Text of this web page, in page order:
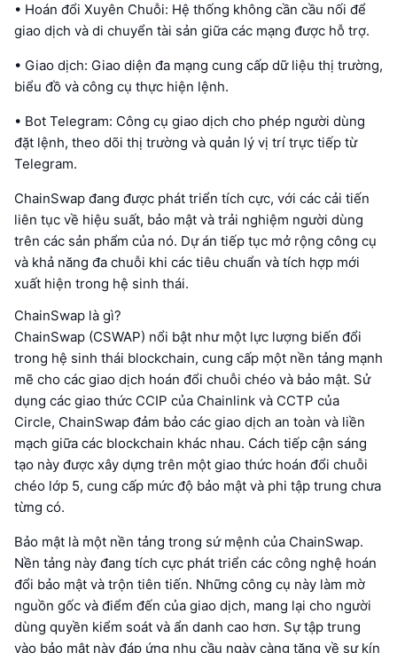
• Hoán đổi Xuyên Chuỗi: Hệ thống không cần cầu nối để
giao dịch và di chuyển tài sản giữa các mạng được hỗ trợ.
• Giao dịch: Giao diện đa mạng cung cấp dữ liệu thị trường,
biểu đồ và công cụ thực hiện lệnh.
• Bot Telegram: Công cụ giao dịch cho phép người dùng
đặt lệnh, theo dõi thị trường và quản lý vị trí trực tiếp từ
Telegram.
ChainSwap đang được phát triển tích cực, với các cải tiến
liên tục về hiệu suất, bảo mật và trải nghiệm người dùng
trên các sản phẩm của nó. Dự án tiếp tục mở rộng công cụ
và khả năng đa chuỗi khi các tiêu chuẩn và tích hợp mới
xuất hiện trong hệ sinh thái.
ChainSwap là gì?
ChainSwap (CSWAP) nổi bật như một lực lượng biến đổi
trong hệ sinh thái blockchain, cung cấp một nền tảng mạnh
mẽ cho các giao dịch hoán đổi chuỗi chéo và bảo mật. Sử
dụng các giao thức CCIP của Chainlink và CCTP của
Circle, ChainSwap đảm bảo các giao dịch an toàn và liền
mạch giữa các blockchain khác nhau. Cách tiếp cận sáng
tạo này được xây dựng trên một giao thức hoán đổi chuỗi
chéo lớp 5, cung cấp mức độ bảo mật và phi tập trung chưa
từng có.
Bảo mật là một nền tảng trong sứ mệnh của ChainSwap.
Nền tảng này đang tích cực phát triển các công nghệ hoán
đổi bảo mật và trộn tiên tiến. Những công cụ này làm mờ
nguồn gốc và điểm đến của giao dịch, mang lại cho người
dùng quyền kiểm soát và ẩn danh cao hơn. Sự tập trung
vào bảo mật này đáp ứng nhu cầu ngày càng tăng về sự kín